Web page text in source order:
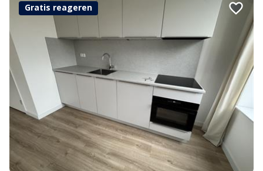
Gratis reageren